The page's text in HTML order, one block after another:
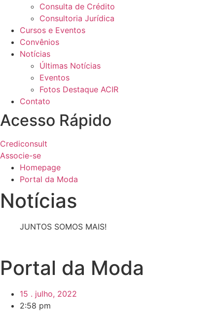
Consulta de Crédito
Consultoria Jurídica
Cursos e Eventos
Convênios
Notícias
Últimas Notícias
Eventos
Fotos Destaque ACIR
Contato
Acesso Rápido
Crediconsult
Associe-se
Homepage
Portal da Moda
Notícias
JUNTOS SOMOS MAIS!
Portal da Moda
15 . julho, 2022
2:58 pm